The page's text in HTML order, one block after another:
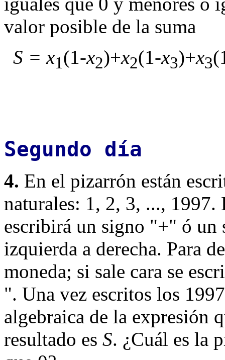
valor posible de la suma
S = x1(1-x2)+x2(1-x3)+x3
Segundo día
4. En el pizarrón están
naturales: 1, 2, 3, ..., 1997.
escribirá un signo "+" ó un
izquierda a derecha. Para
moneda; si sale cara se
". Una vez escritos los
algebraica de la expresión
resultado es S. ¿Cuál es la